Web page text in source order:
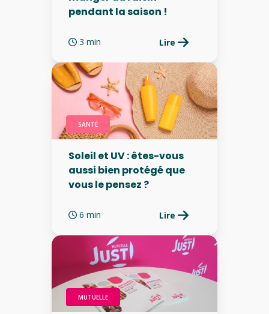
pendant la saison !
3 min Lire
SANTÉ
Soleil et UV : êtes-vous
aussi bien protégé que
vous le pensez ?
6 min Lire
MUTUELLE